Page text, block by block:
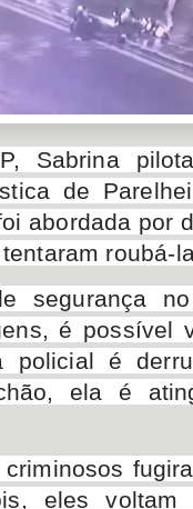
Sabrina
de
abordada por
roubá-
segurança
é possível
policial é
ela é
eles